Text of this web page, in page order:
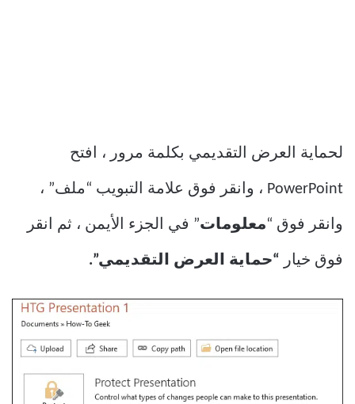
لحماية العرض التقديمي بكلمة مرور ، افتح
PowerPoint ، وانقر فوق علامة التبويب “ملف” ،
وانقر فوق “معلومات” في الجزء الأيمن ، ثم انقر
فوق خيار “حماية العرض التقديمي”.